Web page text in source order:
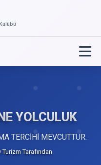
YOLCULUK
TERCİHİ MEVCUTTUR.
Turizm Tarafından